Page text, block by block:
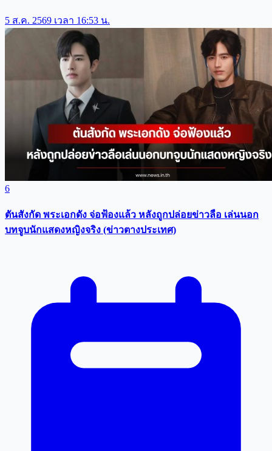
5 ส.ค. 2569 เวลา 16:53 น.
6
ตันสังกัด พระเอกดัง จ่อฟ้องแล้ว หลังถูกปล่อยข่าวลือ เล่นนอก
บทจูบนักแสดงหญิงจริง (ข่าวตางประเทศ)